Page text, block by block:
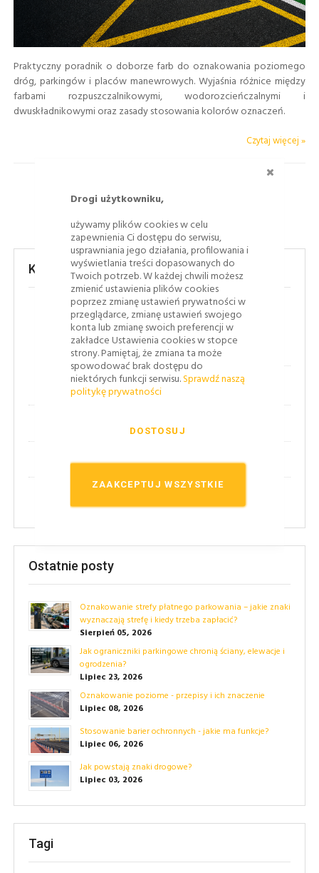
Drogi użytkowniku,
używamy plików cookies w celu
zapewnienia Ci dostępu do serwisu,
usprawniania jego działania, profilowania i
wyświetlania treści dopasowanych do
Twoich potrzeb. W każdej chwili możesz
zmienić ustawienia plików cookies
poprzez zmianę ustawień prywatności w
przeglądarce, zmianę ustawień swojego
konta lub zmianę swoich preferencji w
zakładce Ustawienia cookies w stopce
strony. Pamiętaj, że zmiana ta może
spowodować brak dostępu do
niektórych funkcji serwisu.Sprawdź naszą
politykę prywatności
ZAAKCEPTUJ WSZYSTKIE
DOSTOSUJ
Praktyczny poradnik o doborze farb do oznakowania poziomego
dróg, parkingów i placów manewrowych. Wyjaśnia różnice między
farbami rozpuszczalnikowymi, wodorozcieńczalnymi i
dwuskładnikowymi oraz zasady stosowania kolorów oznaczeń.
Czytaj więcej »
Kategorie
Bezpieczeństwo ruchu drogowego(43)
(8)
Oznakowanie poziome(1)
Techniczne(14)
Ostatnie posty
Oznakowanie strefy płatnego parkowania – jakie znaki
wyznaczają strefę i kiedy trzeba zapłacić?
Sierpień 05, 2026
Jak ograniczniki parkingowe chronią ściany, elewacje i
ogrodzenia?
Lipiec 23, 2026
Oznakowanie poziome - przepisy i ich znaczenie
Lipiec 08, 2026
Stosowanie barier ochronnych - jakie ma funkcje?
Lipiec 06, 2026
Jak powstają znaki drogowe?
Lipiec 03, 2026
Tagi